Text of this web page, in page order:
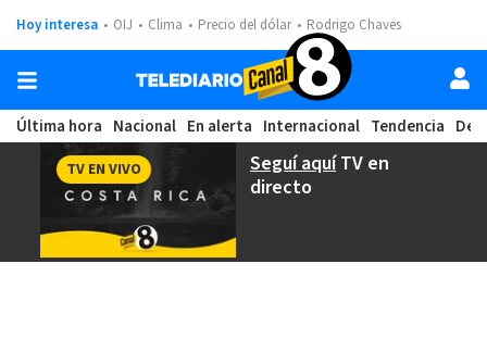
Hoy interesa OIJ Clima Precio del dólar Rodrigo Chaves
Última hora Nacional En alerta Internacional Tendencia
Seguí aquíTV en
directo
TV EN VIVO